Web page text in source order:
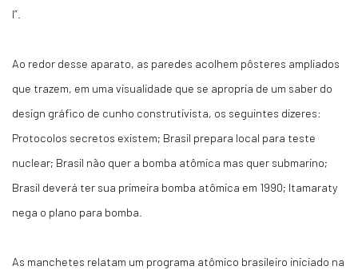
I”.
Ao redor desse aparato, as paredes acolhem pôsteres ampliados
que trazem, em uma visualidade que se apropria de um saber do
design gráfico de cunho construtivista, os seguintes dizeres:
Protocolos secretos existem; Brasil prepara local para teste
nuclear; Brasil não quer a bomba atômica mas quer submarino;
Brasil deverá ter sua primeira bomba atômica em 1990; Itamaraty
nega o plano para bomba.
As manchetes relatam um programa atômico brasileiro iniciado na